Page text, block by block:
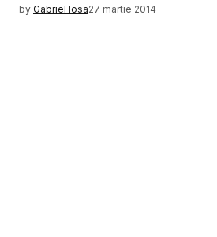
by Gabriel Iosa27 martie 2014